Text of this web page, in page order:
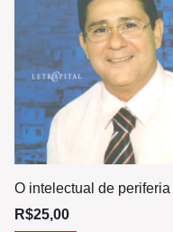
O intelectual de periferia
R$25,00